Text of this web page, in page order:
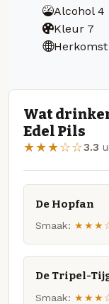
Alcohol 4
Kleur 7
Herkomst
Wat
Edel Pils
★★★☆☆3.3
De Hopfan
Smaak:
De Tripel-
Smaak: